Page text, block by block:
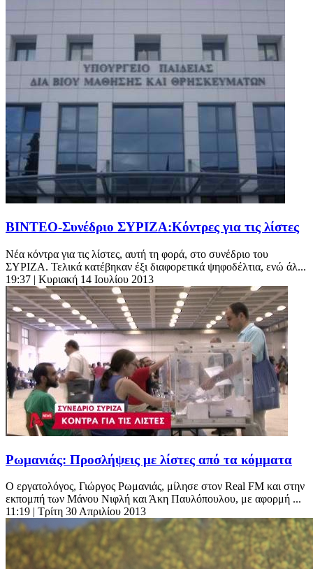
ΒΙΝΤΕΟ-Συνέδριο ΣΥΡΙΖΑ:Κόντρες για τις λίστες
Νέα κόντρα για τις λίστες, αυτή τη φορά, στο συνέδριο του
ΣΥΡΙΖΑ. Τελικά κατέβηκαν έξι διαφορετικά ψηφοδέλτια, ενώ άλ...
19:37 | Κυριακή 14 Ιουλίου 2013
Ρωμανιάς: Προσλήψεις με λίστες από τα κόμματα
Ο εργατολόγος, Γιώργος Ρωμανιάς, μίλησε στον Real FM και στην
εκπομπή των Μάνου Νιφλή και Άκη Παυλόπουλου, με αφορμή ...
11:19 | Τρίτη 30 Απριλίου 2013